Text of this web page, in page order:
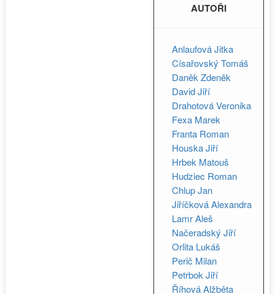
AUTOŘI
Anlaufová Jitka
Císařovský Tomáš
Daněk Zdeněk
David Jiří
Drahotová Veronika
Fexa Marek
Franta Roman
Houska Jiří
Hrbek Matouš
Hudziec Roman
Chlup Jan
Jiříčková Alexandra
Lamr Aleš
Načeradský Jiří
Orlita Lukáš
Perič Milan
Petrbok Jiří
Říhová Alžběta